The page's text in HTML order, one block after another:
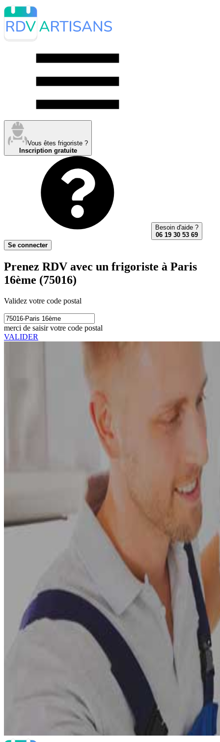
Vous êtes frigoriste ?
Inscription gratuite
Besoin d'aide ?
06 19 30 53 69
Se connecter
Prenez RDV avec un frigoriste à Paris
16ème (75016)
Validez votre code postal
merci de saisir votre code postal
VALIDER